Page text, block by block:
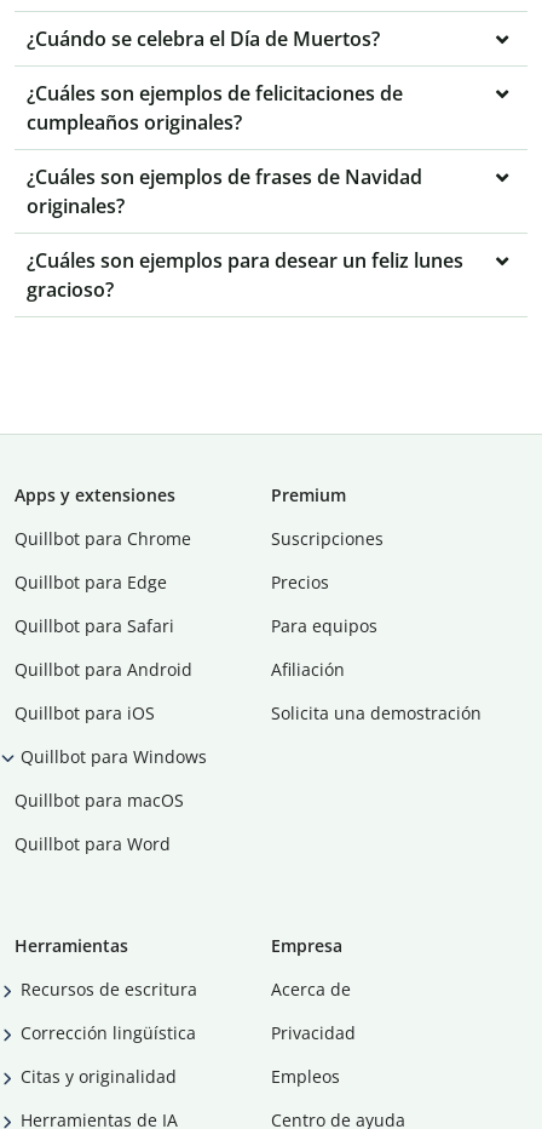
¿Cuándo se celebra el Día de Muertos?
¿Cuáles son ejemplos de felicitaciones de
cumpleaños originales?
¿Cuáles son ejemplos de frases de Navidad
originales?
¿Cuáles son ejemplos para desear un feliz lunes
gracioso?
Apps y extensiones
Quillbot para Chrome
Quillbot para Edge
Quillbot para Safari
Quillbot para Android
Quillbot para iOS
Quillbot para Windows
Quillbot para macOS
Quillbot para Word
Premium
Suscripciones
Precios
Para equipos
Afiliación
Solicita una demostración
Herramientas
Recursos de escritura
Corrección lingüística
Citas y originalidad
Herramientas de IA
Empresa
Acerca de
Privacidad
Empleos
Centro de ayuda